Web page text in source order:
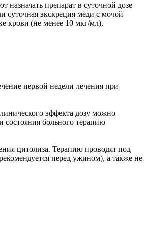
назначать препарат в суточной дозе
суточная экскреция меди с мочой
крови (не менее 10 мкг/мл).
первой недели лечения при
эффекта дозу можно
состояния больного терапию
цитолиза. Терапию проводят под
перед ужином), а также не